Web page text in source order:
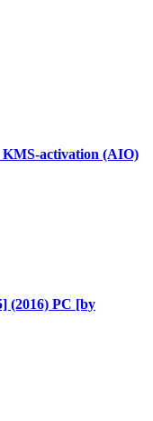
KMS-activation (AIO)
(2016) PC [by